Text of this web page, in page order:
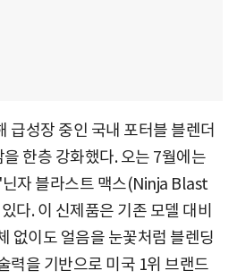
급성장 중인 국내 포터블 블렌더
한층 강화했다. 오는 7월에는
자 블라스트 맥스(Ninja Blast
다. 이 신제품은 기존 모델 대비
없이도 얼음을 눈꽃처럼 블렌딩
력을 기반으로 미국 1위 브랜드